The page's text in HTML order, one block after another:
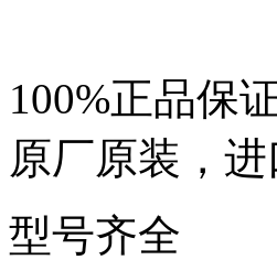
100%正品保
原厂原装，
型号齐全